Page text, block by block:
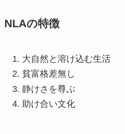
NLAの特徴
大自然と溶け込む生活
貧富格差無し
静けさを尊ぶ
助け合い文化